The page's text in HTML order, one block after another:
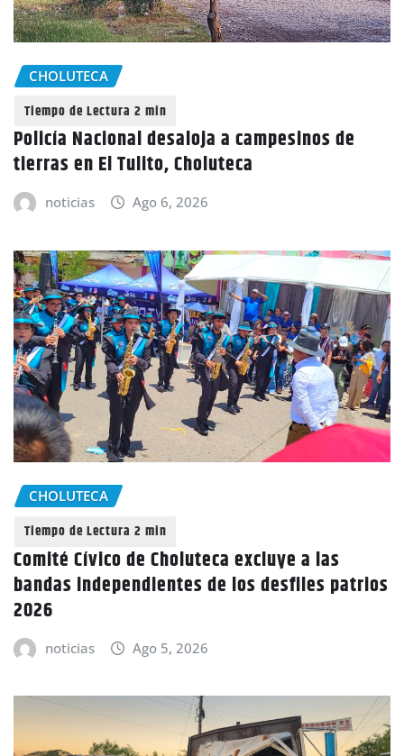
CHOLUTECA
Policía Nacional desaloja a campesinos de
tierras en El Tulito, Choluteca
noticias Ago 6, 2026
CHOLUTECA
Comité Cívico de Choluteca excluye a las
bandas independientes de los desfiles patrios
2026
noticias Ago 5, 2026